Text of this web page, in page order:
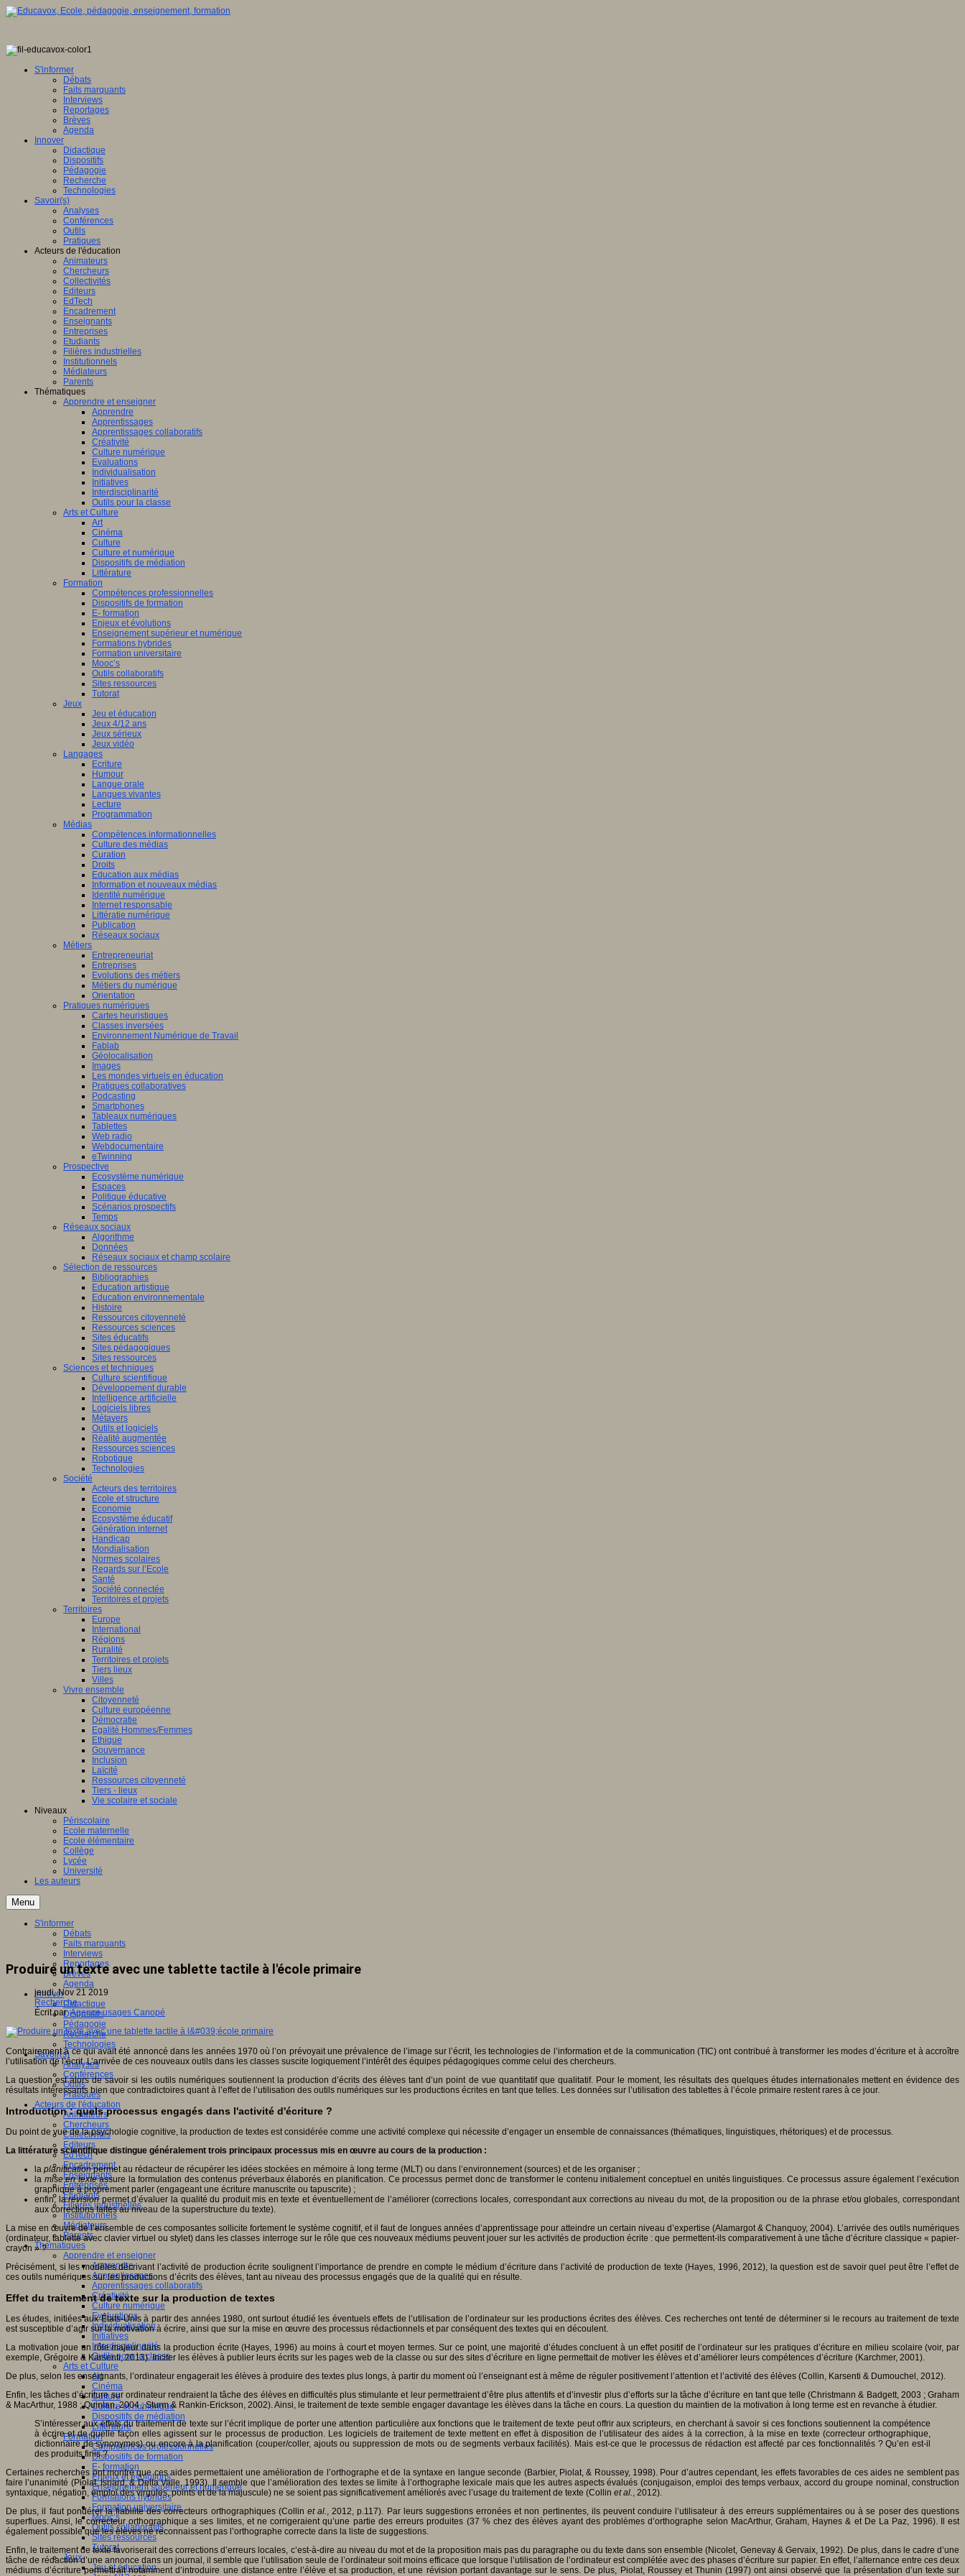
S'informer
Débats
Faits marquants
Interviews
Reportages
Brèves
Agenda
Innover
Didactique
Dispositifs
Pédagogie
Recherche
Technologies
Savoir(s)
Analyses
Conférences
Outils
Pratiques
Acteurs de l'éducation
Animateurs
Chercheurs
Collectivités
Editeurs
EdTech
Encadrement
Enseignants
Entreprises
Etudiants
Filières industrielles
Institutionnels
Médiateurs
Parents
Thématiques
Apprendre et enseigner
Apprendre
Apprentissages
Apprentissages collaboratifs
Créativité
Culture numérique
Evaluations
Individualisation
Initiatives
Interdisciplinarité
Outils pour la classe
Arts et Culture
Art
Cinéma
Culture
Culture et numérique
Dispositifs de médiation
Littérature
Formation
Compétences professionnelles
Dispositifs de formation
E- formation
Enjeux et évolutions
Enseignement supérieur et numérique
Formations hybrides
Formation universitaire
Mooc’s
Outils collaboratifs
Sites ressources
Tutorat
Jeux
Jeu et éducation
Jeux 4/12 ans
Jeux sérieux
Jeux vidéo
Langages
Ecriture
Humour
Langue orale
Langues vivantes
Lecture
Programmation
Médias
Compétences informationnelles
Culture des médias
Curation
Droits
Education aux médias
Information et nouveaux médias
Identité numérique
Internet responsable
Littératie numérique
Publication
Réseaux sociaux
Métiers
Entrepreneuriat
Entreprises
Evolutions des métiers
Métiers du numérique
Orientation
Pratiques numériques
Cartes heuristiques
Classes inversées
Environnement Numérique de Travail
Fablab
Géolocalisation
Images
Les mondes virtuels en éducation
Pratiques collaboratives
Podcasting
Smartphones
Tableaux numériques
Tablettes
Web radio
Webdocumentaire
eTwinning
Prospective
Ecosystème numérique
Espaces
Politique éducative
Scénarios prospectifs
Temps
Réseaux sociaux
Algorithme
Données
Réseaux sociaux et champ scolaire
Sélection de ressources
Bibliographies
Education artistique
Education environnementale
Histoire
Ressources citoyenneté
Ressources sciences
Sites éducatifs
Sites pédagogiques
Sites ressources
Sciences et techniques
Culture scientifique
Développement durable
Intelligence artificielle
Logiciels libres
Métavers
Outils et logiciels
Réalité augmentée
Ressources sciences
Robotique
Technologies
Société
Acteurs des territoires
Ecole et structure
Economie
Ecosystème éducatif
Génération internet
Handicap
Mondialisation
Normes scolaires
Regards sur l’Ecole
Santé
Société connectée
Territoires et projets
Territoires
Europe
International
Régions
Ruralité
Territoires et projets
Tiers lieux
Villes
Vivre ensemble
Citoyenneté
Culture européenne
Démocratie
Egalité Hommes/Femmes
Ethique
Gouvernance
Inclusion
Laïcité
Ressources citoyenneté
Tiers - lieux
Vie scolaire et sociale
Niveaux
Périscolaire
Ecole maternelle
Ecole élémentaire
Collège
Lycée
Université
Les auteurs
Menu
S'informer
Débats
Faits marquants
Interviews
Reportages
Brèves
Agenda
Innover
Didactique
Dispositifs
Pédagogie
Recherche
Technologies
Savoir(s)
Analyses
Conférences
Outils
Pratiques
Acteurs de l'éducation
Animateurs
Chercheurs
Collectivités
Editeurs
EdTech
Encadrement
Enseignants
Entreprises
Etudiants
Filières industrielles
Institutionnels
Médiateurs
Parents
Thématiques
Apprendre et enseigner
Apprendre
Apprentissages
Apprentissages collaboratifs
Créativité
Culture numérique
Evaluations
Individualisation
Initiatives
Interdisciplinarité
Outils pour la classe
Arts et Culture
Art
Cinéma
Culture
Culture et numérique
Dispositifs de médiation
Littérature
Formation
Compétences professionnelles
Dispositifs de formation
E- formation
Enjeux et évolutions
Enseignement supérieur et numérique
Formations hybrides
Formation universitaire
Mooc’s
Outils collaboratifs
Sites ressources
Tutorat
Jeux
Jeu et éducation
Produire un texte avec une tablette tactile à l'école primaire
jeudi, Nov 21 2019
Recherche
Écrit parAgence usages Canopé
Contrairement à ce qui avait été annoncé dans les années 1970 où l’on prévoyait une prévalence de l’image sur l’écrit, les technologies de l’information et de la communication (TIC) ont contribué à transformer les modes d’écriture et à accroître
l’utilisation de l’écrit. L’arrivée de ces nouveaux outils dans les classes suscite logiquement l’intérêt des équipes pédagogiques comme celui des chercheurs.
La question est alors de savoir si les outils numériques soutiennent la production d’écrits des élèves tant d’un point de vue quantitatif que qualitatif. Pour le moment, les résultats des quelques études internationales mettent en évidence des
résultats intéressants bien que contradictoires quant à l’effet de l’utilisation des outils numériques sur les productions écrites en tant que telles. Les données sur l’utilisation des tablettes à l’école primaire restent rares à ce jour.
Introduction : quels processus engagés dans l'activité d'écriture ?
Du point de vue de la psychologie cognitive, la production de textes est considérée comme une activité complexe qui nécessite d’engager un ensemble de connaissances (thématiques, linguistiques, rhétoriques) et de processus.
La littérature scientifique distingue généralement trois principaux processus mis en œuvre au cours de la production :
la planificationpermet au rédacteur de récupérer les idées stockées en mémoire à long terme (MLT) ou dans l’environnement (sources) et de les organiser ;
la mise en texteassure la formulation des contenus préverbaux élaborés en planification. Ce processus permet donc de transformer le contenu initialement conceptuel en unités linguistiques. Ce processus assure également l’exécution
graphique à proprement parler (engageant une écriture manuscrite ou tapuscrite) ;
enfin, larévision permet d’évaluer la qualité du produit mis en texte et éventuellement de l’améliorer (corrections locales, correspondant aux corrections au niveau du mot, de la proposition ou de la phrase et/ou globales, correspondant
aux corrections faites au niveau de la superstructure du texte).
La mise en œuvre de l’ensemble de ces composantes sollicite fortement le système cognitif, et il faut de longues années d’apprentissage pour atteindre un certain niveau d’expertise (Alamargot & Chanquoy, 2004). L’arrivée des outils numériques
(ordinateur, tablette avec clavier virtuel ou stylet) dans les classes interroge sur le rôle que ces nouveaux médiums peuvent jouer sur les activités de production écrite : que permettent-ils comparativement à une tâche d’écriture classique « papier-
crayon » ?
Précisément, si les modèles décrivant l’activité de production écrite soulignent l’importance de prendre en compte le médium d’écriture dans l’activité de production de texte (Hayes, 1996, 2012), la question est de savoir quel peut être l’effet de
ces outils numériques sur les productions d’écrits des élèves, tant au niveau des processus engagés que de la qualité qui en résulte.
Effet du traitement de texte sur la production de textes
Les études, initiées aux États-Unis à partir des années 1980, ont surtout étudié les éventuels effets de l’utilisation de l’ordinateur sur les productions écrites des élèves. Ces recherches ont tenté de déterminer si le recours au traitement de texte
est susceptible d’agir sur la motivation à écrire, ainsi que sur la mise en œuvre des processus rédactionnels et par conséquent des textes qui en découlent.
La motivation joue un rôle majeur dans la production écrite (Hayes, 1996) au moins à court et moyen termes. Sur ce point, une majorité d’études concluent à un effet positif de l’ordinateur sur les pratiques d’écriture en milieu scolaire (voir, par
exemple, Grégoire & Karsenti, 2013). Inciter les élèves à publier leurs écrits sur les pages web de la classe ou sur des sites d’écriture en ligne permettait de motiver les élèves et d’améliorer leurs compétences d’écriture (Karchmer, 2001).
De plus, selon les enseignants, l’ordinateur engagerait les élèves à produire des textes plus longs, à partir du moment où l’enseignant est à même de réguler positivement l’attention et l’activité des élèves (Collin, Karsenti & Dumouchel, 2012).
Enfin, les tâches d’écriture sur ordinateur rendraient la tâche des élèves en difficultés plus stimulante et leur permettraient d’être plus attentifs et d’investir plus d’efforts sur la tâche d’écriture en tant que telle (Christmann & Badgett, 2003 ; Graham
& MacArthur, 1988 ; Quinlan, 2004 ; Sturm & Rankin-Erickson, 2002). Ainsi, le traitement de texte semble engager davantage les élèves dans la tâche en cours. La question du maintien de la motivation à long terme est en revanche à étudier.
S’intéresser aux effets du traitement de texte sur l’écrit implique de porter une attention particulière aux fonctions que le traitement de texte peut offrir aux scripteurs, en cherchant à savoir si ces fonctions soutiennent la compétence
à écrire et de quelle façon elles agissent sur le processus de production. Les logiciels de traitement de texte mettent en effet à disposition de l’utilisateur des aides à la correction, à la mise en texte (correcteur orthographique,
dictionnaire de synonymes) ou encore à la planification (couper/coller, ajouts ou suppression de mots ou de segments verbaux facilités). Mais est-ce que le processus de rédaction est affecté par ces fonctionnalités ? Qu’en est-il
des produits finis ?
Certaines recherches ont montré que ces aides permettaient une amélioration de l’orthographe et de la syntaxe en langue seconde (Barbier, Piolat, & Roussey, 1998). Pour d’autres cependant, les effets favorables de ces aides ne semblent pas
faire l’unanimité (Piolat, Isnard, & Della Valle, 1993). Il semble que l’amélioration des textes se limite à l’orthographe lexicale mais que les autres aspects évalués (conjugaison, emploi des temps verbaux, accord du groupe nominal, construction
syntaxique, négation, emploi des virgules, points et de la majuscule) ne se soient pas significativement améliorés avec l’usage du traitement de texte (Collin et al., 2012).
De plus, il faut pondérer la fiabilité des correcteurs orthographiques (Collin et al., 2012, p.117). Par leurs suggestions erronées et non pertinentes, ils peuvent conduire l’utilisateur à des erreurs supplémentaires ou à se poser des questions
superflues. Ainsi, le correcteur orthographique a ses limites, et ne corrigeraient qu’une partie des erreurs produites (37 % chez des élèves ayant des problèmes d’orthographe selon MacArthur, Graham, Haynes & et De La Paz, 1996). Il est
également possible que les élèves ne reconnaissent pas l’orthographe correcte dans la liste de suggestions.
Enfin, le traitement de texte favoriserait des corrections d’erreurs locales, c’est-à-dire au niveau du mot et de la proposition mais pas du paragraphe ou du texte dans son ensemble (Nicolet, Genevay & Gervaix, 1992). De plus, dans le cadre d’une
tâche de rédaction d’une annonce dans un journal, il semble que l’utilisation seule de l’ordinateur soit moins efficace que lorsque l’utilisation de l’ordinateur est complétée avec des phases d’écriture sur papier. En effet, l’alternance entre ces deux
médiums d’écriture permettrait notamment d’introduire une distance entre l’élève et sa production, et une révision portant davantage sur le sens. De plus, Piolat, Roussey et Thunin (1997) ont ainsi observé que la présentation d’un texte sur